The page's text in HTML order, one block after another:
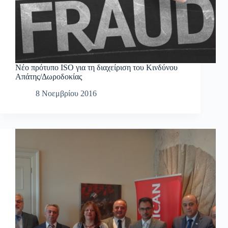
Νέο πρότυπο ISO για τη διαχείριση του Κινδύνου
Απάτης/Δωροδοκίας
8 Νοεμβρίου 2016